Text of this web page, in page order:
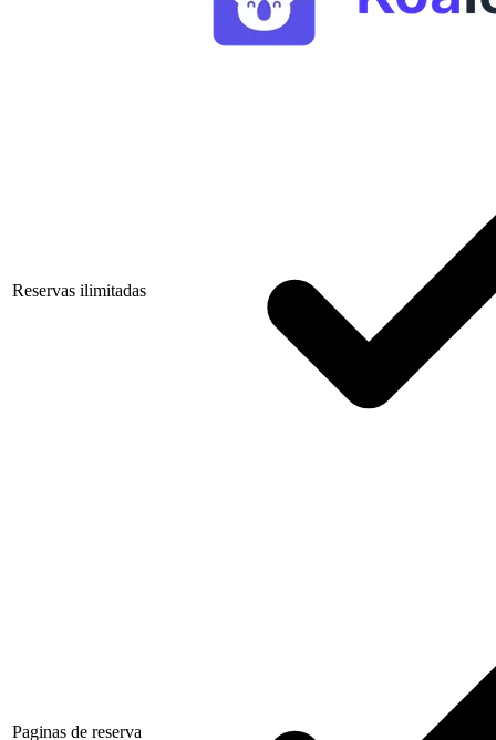
Reservas ilimitadas
Paginas de reserva